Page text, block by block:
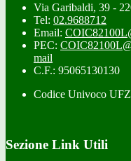
Via Garibaldi, 39 -
Tel: 02.9688712
Email:
PEC:
mail
C.F.: 95065130130
Codice Univoco
Sezione Link Utili